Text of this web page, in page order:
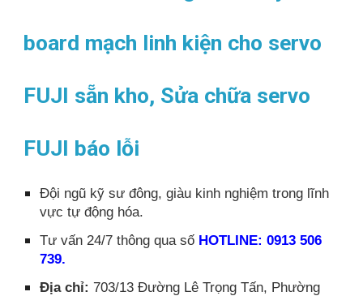
board mạch linh kiện cho servo
FUJI sẵn kho, Sửa chữa servo
FUJI báo lỗi
Đội ngũ kỹ sư đông, giàu kinh nghiệm trong lĩnh
vực tự động hóa.
Tư vấn 24/7 thông qua số HOTLINE: 0913 506
739.
Địa chỉ:703/13 Đường Lê Trọng Tấn, Phường